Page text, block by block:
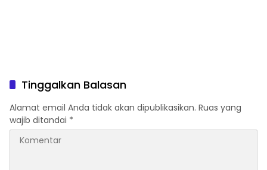
Tinggalkan Balasan
Alamat email Anda tidak akan dipublikasikan. Ruas yang
wajib ditandai *